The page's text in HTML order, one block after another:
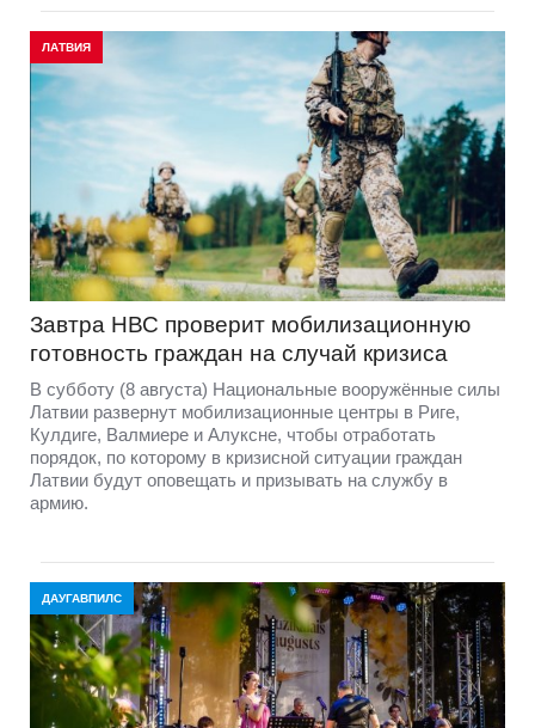
ЛАТВИЯ
Завтра НВС проверит мобилизационную
готовность граждан на случай кризиса
В субботу (8 августа) Национальные вооружённые силы
Латвии развернут мобилизационные центры в Риге,
Кулдиге, Валмиере и Алуксне, чтобы отработать
порядок, по которому в кризисной ситуации граждан
Латвии будут оповещать и призывать на службу в
армию.
ДАУГАВПИЛС